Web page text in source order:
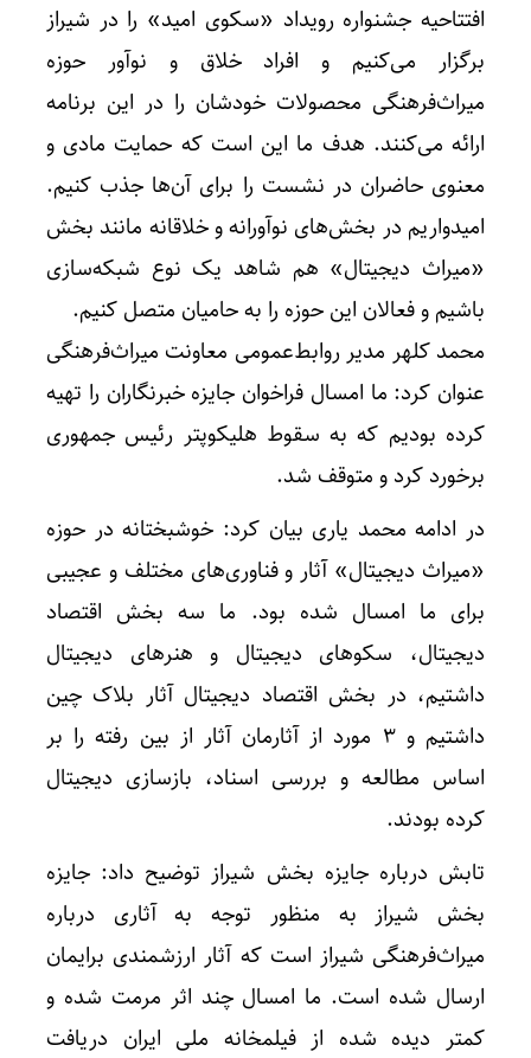
افتتاحیه جشنواره رویداد «سکوی امید» را در شیراز
برگزار می‌کنیم و افراد خلاق و نوآور حوزه
میراث‌فرهنگی محصولات خودشان را در این برنامه
ارائه می‌کنند. هدف ما این است که حمایت مادی و
معنوی حاضران در نشست را برای آن‌ها جذب کنیم.
امیدواریم در بخش‌های نوآورانه و خلاقانه مانند بخش
«میراث دیجیتال» هم شاهد یک نوع شبکه‌سازی
باشیم و فعالان این حوزه را به حامیان متصل کنیم.
محمد کلهر مدیر روابط‌عمومی معاونت میراث‌فرهنگی
عنوان کرد: ما امسال فراخوان جایزه خبرنگاران را تهیه
کرده بودیم که به سقوط هلیکوپتر رئیس جمهوری
برخورد کرد و متوقف شد.
در ادامه محمد یاری بیان کرد: خوشبختانه در حوزه
«میراث دیجیتال» آثار و فناوری‌های مختلف و عجیبی
برای ما امسال شده بود. ما سه بخش اقتصاد
دیجیتال، سکوهای دیجیتال و هنرهای دیجیتال
داشتیم، در بخش اقتصاد دیجیتال آثار بلاک چین
داشتیم و ۳ مورد از آثارمان آثار از بین رفته را بر
اساس مطالعه و بررسی اسناد، بازسازی دیجیتال
کرده بودند.
تابش درباره جایزه بخش شیراز توضیح داد: جایزه
بخش شیراز به منظور توجه به آثاری درباره
میراث‌فرهنگی شیراز است که آثار ارزشمندی برایمان
ارسال شده است. ما امسال چند اثر مرمت شده و
کمتر دیده شده از فیلمخانه ملی ایران دریافت